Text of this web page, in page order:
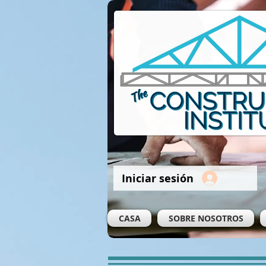
Iniciar sesión
CASA SOBRE NOSOTROS